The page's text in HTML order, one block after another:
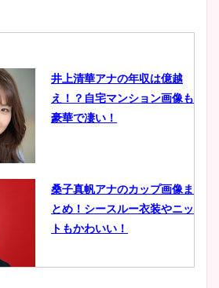
肉も凄い！
鈴木唯の太ってた時の体重が
ヤバすぎww原因や痩せたダ
豊島実季アナのカップ画像ま
とめ！美脚や水着姿に年齢も
井上清華アナの年収は億越
え！？自宅マンション画像も
豪華で凄い！
桑子真帆アナのカップ画像ま
とめ！シースルー衣装やニッ
トもかわいい！